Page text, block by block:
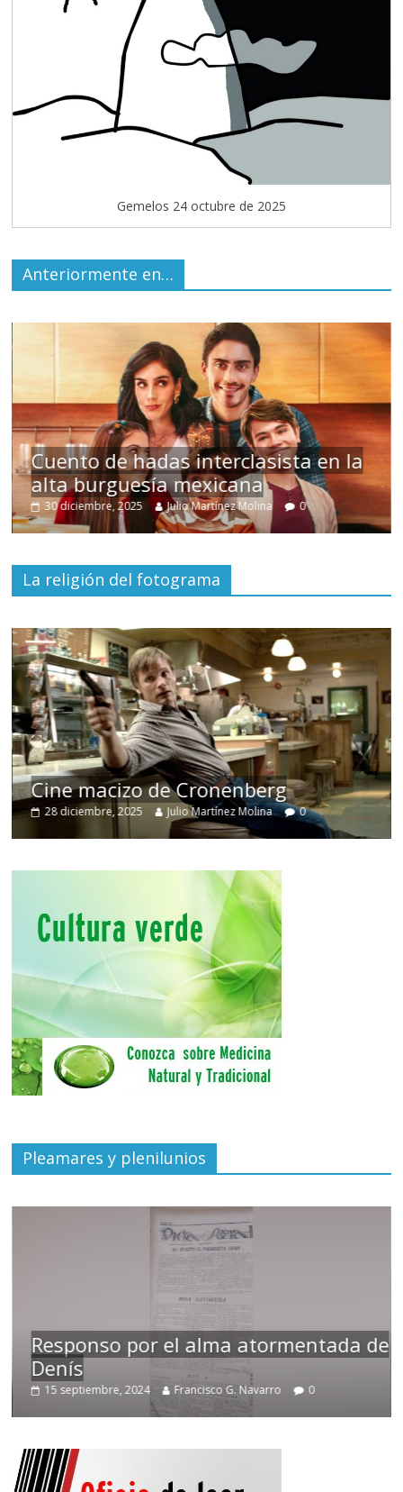
Gemelos 24 octubre de 2025
Anteriormente en…
Cuento de hadas interclasista en la
alta burguesía mexicana
30 diciembre, 2025 Julio Martínez Molina 0
La religión del fotograma
Cine macizo de Cronenberg
28 diciembre, 2025 Julio Martínez Molina 0
Pleamares y plenilunios
Responso por el alma atormentada de
Denís
15 septiembre, 2024 Francisco G. Navarro 0